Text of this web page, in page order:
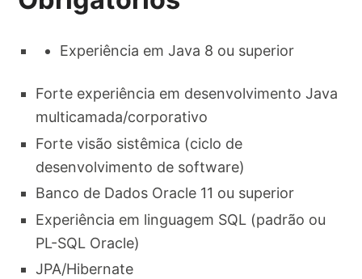
Experiência em Java 8 ou superior​
Forte experiência em desenvolvimento Java
multicamada/corporativo​
Forte visão sistêmica (ciclo de
desenvolvimento de software)​
Banco de Dados Oracle 11 ou superior​
Experiência em linguagem SQL (padrão ou
PL-SQL Oracle)​
JPA/Hibernate​